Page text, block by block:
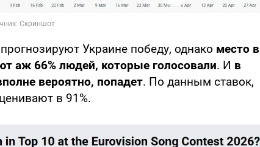
Украине победу, однако место в
аж 66% людей, которые голосовали. И в
вероятно, попадет. По данным ставок,
в 91%.